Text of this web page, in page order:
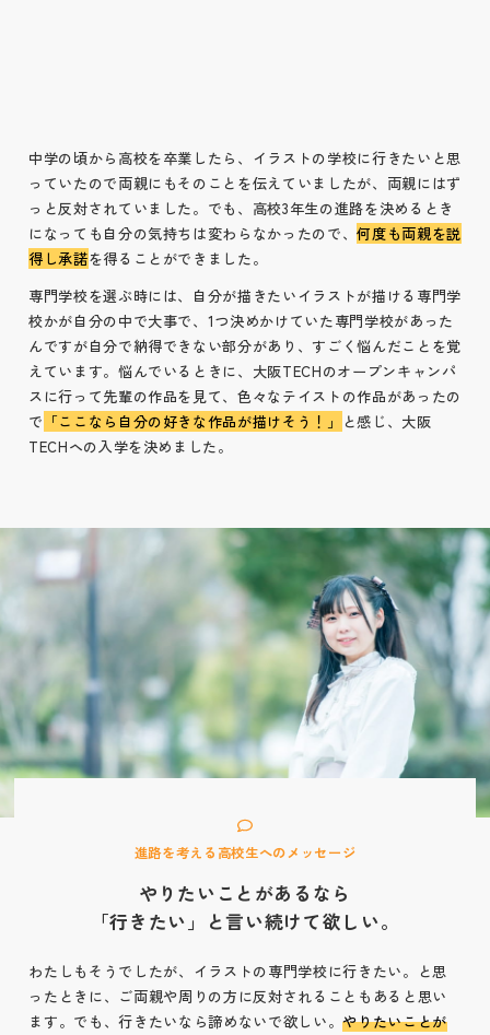
中学の頃から高校を卒業したら、イラストの学校に行きたいと思
っていたので両親にもそのことを伝えていましたが、両親にはず
っと反対されていました。でも、高校3年生の進路を決めるとき
になっても自分の気持ちは変わらなかったので、何度も両親を説
得し承諾を得ることができました。
専門学校を選ぶ時には、自分が描きたいイラストが描ける専門学
校かが自分の中で大事で、1つ決めかけていた専門学校があった
んですが自分で納得できない部分があり、すごく悩んだことを覚
えています。悩んでいるときに、大阪TECHのオープンキャンパ
スに行って先輩の作品を見て、色々なテイストの作品があったの
で 「ここなら自分の好きな作品が描けそう！」
と感じ、大阪
TECHヘの入学を決めました。
進路を考える高校生へのメッセージ
やりたいことがあるなら
「行きたい」と言い続けて欲しい。
わたしもそうでしたが、イラストの専門学校に行きたい。と思
ったときに、ご両親や周りの方に反対されることもあると思い
ます。でも、行きたいなら諦めないで欲しい。やりたいことが